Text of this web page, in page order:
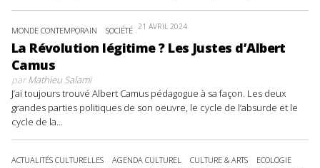
MONDE CONTEMPORAIN SOCIÉTÉ 21 AVRIL 2024
La Révolution légitime ? Les Justes d’Albert
Camus
parMathieu Salami
J’ai toujours trouvé Albert Camus pédagogue à sa façon. Les deux
grandes parties politiques de son oeuvre, le cycle de l’absurde et le
cycle de la...
ACTUALITÉS CULTURELLES AGENDA CULTUREL CULTURE & ARTS
ECOLOGIE